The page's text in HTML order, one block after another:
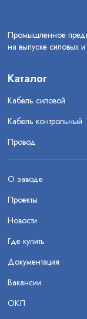
Промышленное
на выпуске силовых
Каталог
Кабель силовой
Кабель контрольный
Провод
О заводе
Проекты
Новости
Где купить
Документация
Вакансии
ОКЛ